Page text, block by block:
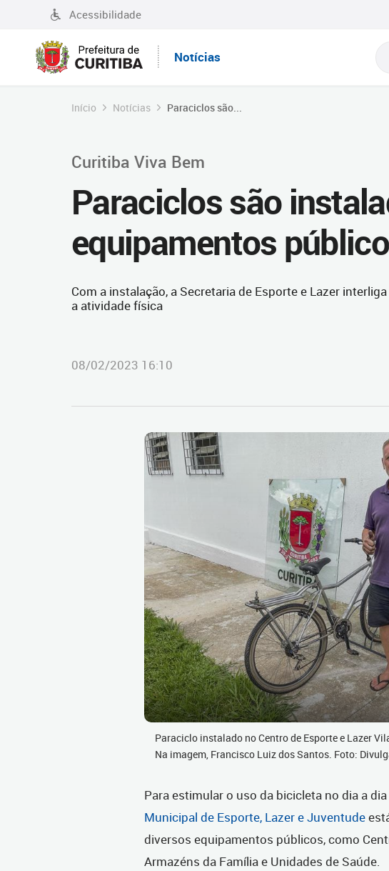
Acessibilidade
Notícias
Início Notícias Paraciclos são...
Curitiba Viva Bem
Paraciclos são
equipamentos
Com a instalação, a Secretaria de Esporte e Lazer
a atividade física
08/02/2023 16:10
Paraciclo instalado no Centro de Esporte e Lazer
Na imagem, Francisco Luiz dos Santos. Foto:
Para estimular o uso da bicicleta no dia a
Municipal de Esporte, Lazer e Juventude
diversos equipamentos públicos, como
Armazéns da Família e Unidades de Saúde.